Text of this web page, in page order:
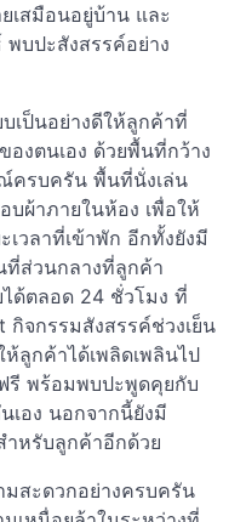
เสมือนอยู่บ้าน และ
บปะสังสรรค์อย่าง
เป็นอย่างดีให้ลูกค้าที่
องตนเอง ด้วยพื้นที่กว้าง
ครบครัน พื้นที่นั่งเล่น
บผ้าภายในห้อง เพื่อให้
วลาที่เข้าพัก อีกทั้งยังมี
ที่ส่วนกลางที่ลูกค้า
ด้ตลอด 24 ชั่วโมง ที่
กิจกรรมสังสรรค์ช่วงเย็น
ลูกค้าได้เพลิดเพลินไป
รี พร้อมพบปะพูดคุยกับ
เอง นอกจากนี้ยังมี
ำหรับลูกค้าอีกด้วย
มสะดวกอย่างครบครัน